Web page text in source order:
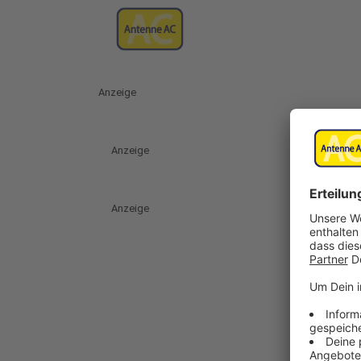
Anzeige
Anzeige
Anzeige